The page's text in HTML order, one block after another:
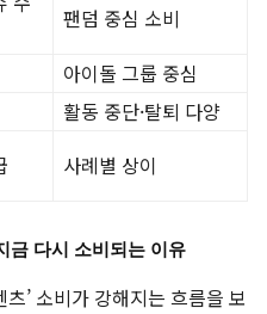
팬덤 중심 소비
아이돌 그룹 중심
활동 중단·탈퇴 다양
사례별 상이
금 다시 소비되는 이유
’ 소비가 강해지는 흐름을 보